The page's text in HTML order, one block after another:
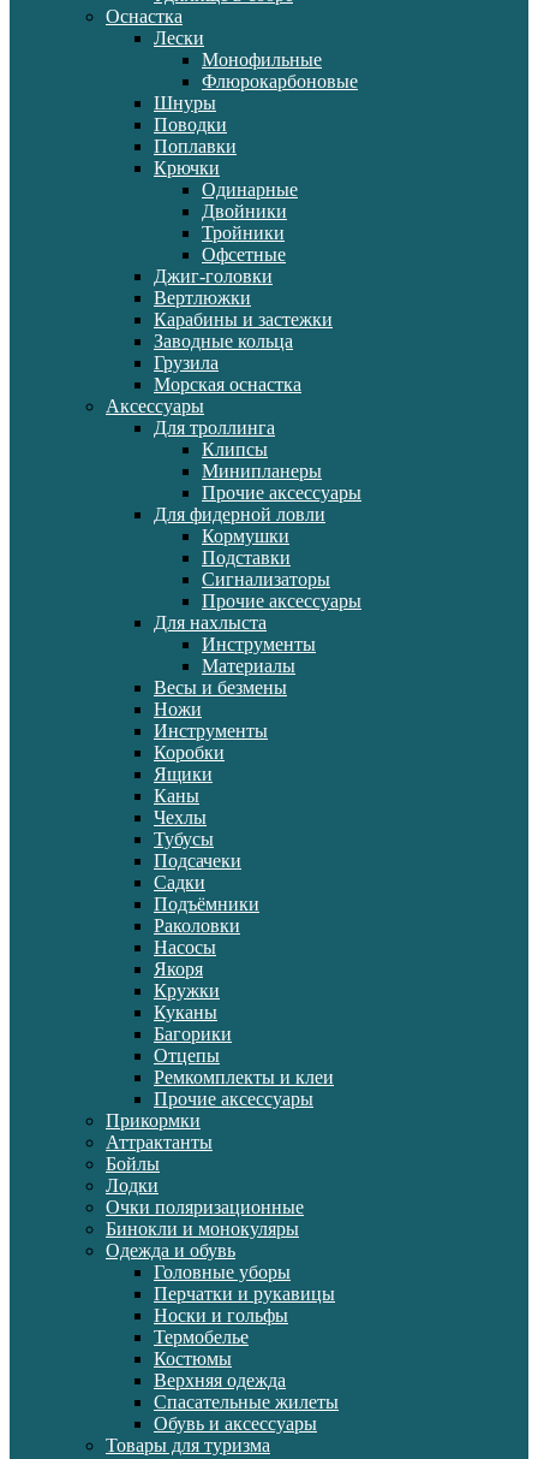
Оснастка
Лески
Монофильные
Флюрокарбоновые
Шнуры
Поводки
Поплавки
Крючки
Одинарные
Двойники
Тройники
Офсетные
Джиг-головки
Вертлюжки
Карабины и застежки
Заводные кольца
Грузила
Морская оснастка
Аксессуары
Для троллинга
Клипсы
Минипланеры
Прочие аксессуары
Для фидерной ловли
Кормушки
Подставки
Сигнализаторы
Прочие аксессуары
Для нахлыста
Инструменты
Материалы
Весы и безмены
Ножи
Инструменты
Коробки
Ящики
Каны
Чехлы
Тубусы
Подсачеки
Садки
Подъёмники
Раколовки
Насосы
Якоря
Кружки
Куканы
Багорики
Отцепы
Ремкомплекты и клеи
Прочие аксессуары
Прикормки
Аттрактанты
Бойлы
Лодки
Очки поляризационные
Бинокли и монокуляры
Одежда и обувь
Головные уборы
Перчатки и рукавицы
Носки и гольфы
Термобелье
Костюмы
Верхняя одежда
Спасательные жилеты
Обувь и аксессуары
Товары для туризма